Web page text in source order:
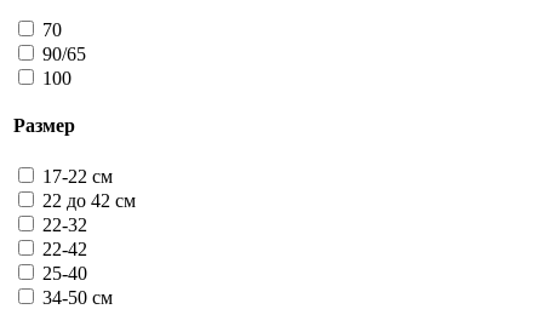
70
90/65
100
Размер
17-22 см
22 до 42 см
22-32
22-42
25-40
34-50 см